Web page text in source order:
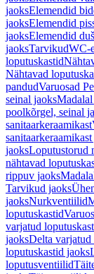
jaoksElemendid
jaoksElemendid
jaoksElemendid
jaoksTarvikudWC-
loputuskastid
Nähtavad
pandudVaruosad
seinal jaoks
poolkõrgel, seinal
sanitaarkeraamikast
jaoksLoputustorud
nähtavad
rippuv jaoks
Tarvikud jaoks
jaoksNurkventiilid
loputuskastid
varjatud
jaoksDelta varjatud
loputuskastid jaoks
loputusventiilid